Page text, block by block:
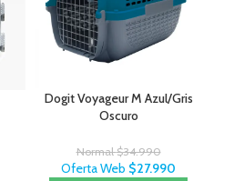
Dogit Voyageur M Azul/Gris
Oscuro
Normal$34.990
Oferta Web $27.990